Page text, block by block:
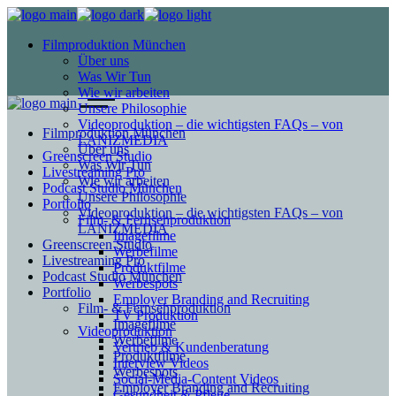
Filmproduktion München
Über uns
Was Wir Tun
Wie wir arbeiten
Unsere Philosophie
Videoproduktion – die wichtigsten FAQs – von
LANIZMEDIA
Greenscreen Studio
Livestreaming Pro
Podcast Studio München
Portfolio
Film- & Fernsehproduktion
Imagefilme
Werbefilme
Produktfilme
Werbespots
Employer Branding and Recruiting
TV Produktion
Videoproduktion
Vertrieb & Kundenberatung
Interview Videos
Social-Media-Content Videos
Filmproduktion München
Über uns
Was Wir Tun
Wie wir arbeiten
Unsere Philosophie
Videoproduktion – die wichtigsten FAQs – von
LANIZMEDIA
Greenscreen Studio
Livestreaming Pro
Podcast Studio München
Portfolio
Film- & Fernsehproduktion
Imagefilme
Werbefilme
Produktfilme
Werbespots
Employer Branding and Recruiting